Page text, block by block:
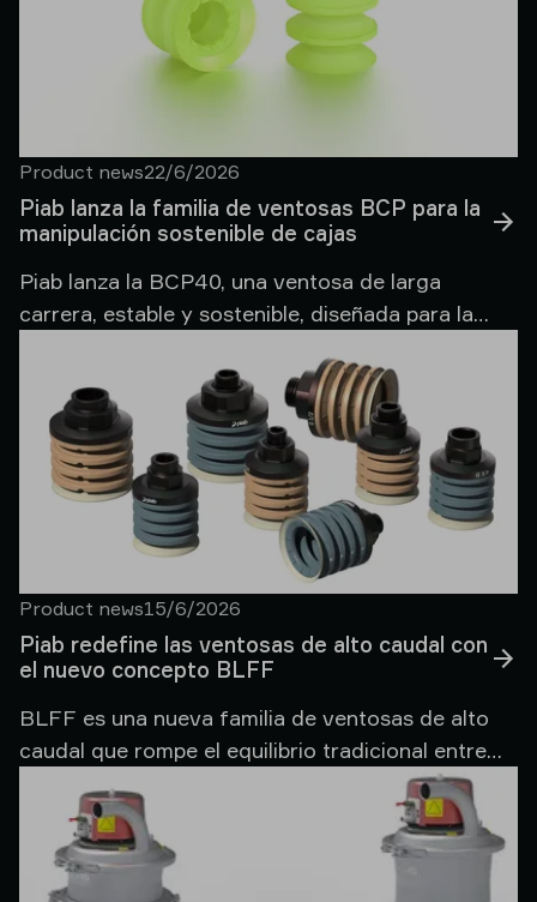
Product news22/6/2026
Piab lanza la familia de ventosas BCP para la
manipulación sostenible de cajas
Piab lanza la BCP40, una ventosa de larga
carrera, estable y sostenible, diseñada para la
cajas de cartón ondulado en los sectores del
packaging y la intralogística.
Product news15/6/2026
Piab redefine las ventosas de alto caudal con
el nuevo concepto BLFF
BLFF es una nueva familia de ventosas de alto
caudal que rompe el equilibrio tradicional entre
adaptabilidad y estabilidad, y ofrece la flexibilidad
necesaria para manipular una amplia variedad de
objetos en entornos logísticos y de packaging
especialmente exigentes.